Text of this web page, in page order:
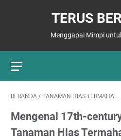
TERUS
Menggapai Mimpi
BERANDA / TANAMAN HIAS TERMAHAL
Mengenal 17th-
Tanaman Hias